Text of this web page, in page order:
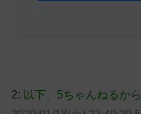
2: 以下、5ちゃんねるか